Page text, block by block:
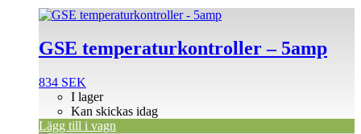
GSE temperaturkontroller – 5amp
834 SEK
I lager
Kan skickas idag
Lägg till i vagn